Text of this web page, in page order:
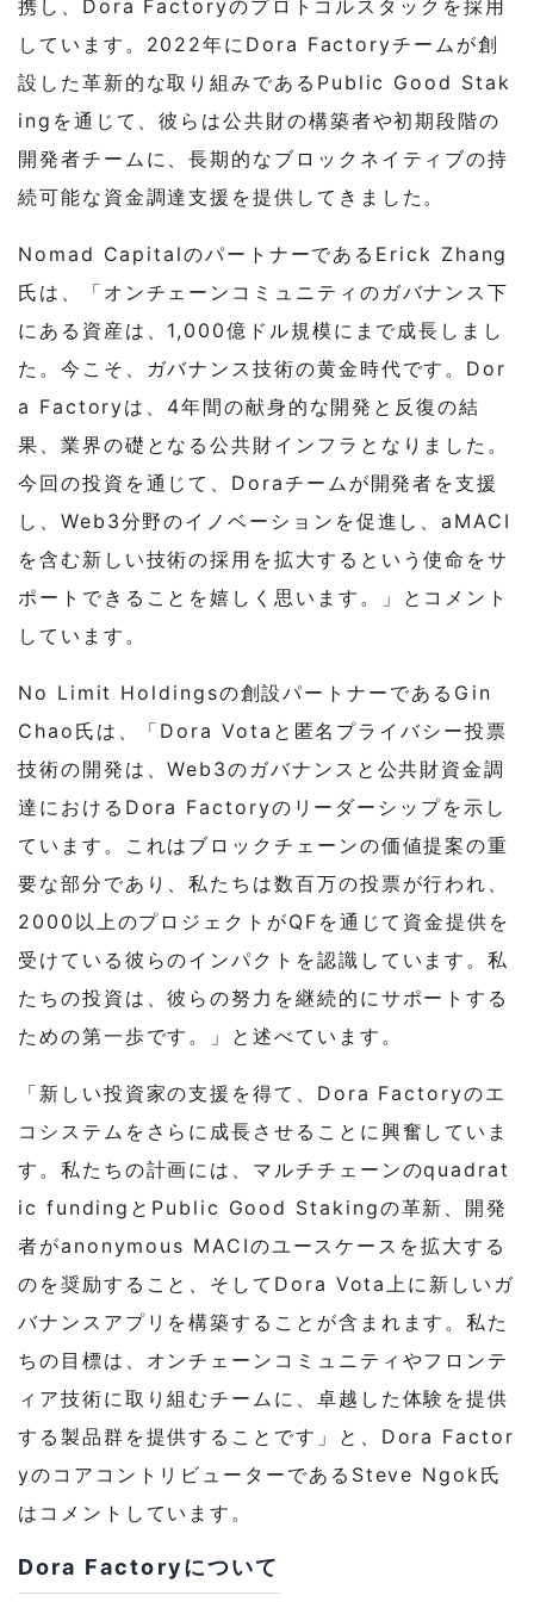
携し、Dora Factoryのプロトコルスタックを採用
しています。2022年にDora Factoryチームが創
設した革新的な取り組みであるPublic Good Stak
ingを通じて、彼らは公共財の構築者や初期段階の
開発者チームに、長期的なブロックネイティブの持
続可能な資金調達支援を提供してきました。
Nomad CapitalのパートナーであるErick Zhang
氏は、「オンチェーンコミュニティのガバナンス下
にある資産は、1,000億ドル規模にまで成長しまし
た。今こそ、ガバナンス技術の黄金時代です。Dor
a Factoryは、4年間の献身的な開発と反復の結
果、業界の礎となる公共財インフラとなりました。
今回の投資を通じて、Doraチームが開発者を支援
し、Web3分野のイノベーションを促進し、aMACI
を含む新しい技術の採用を拡大するという使命をサ
ポートできることを嬉しく思います。」とコメント
しています。
No Limit Holdingsの創設パートナーであるGin
Chao氏は、「Dora Votaと匿名プライバシー投票
技術の開発は、Web3のガバナンスと公共財資金調
達におけるDora Factoryのリーダーシップを示し
ています。これはブロックチェーンの価値提案の重
要な部分であり、私たちは数百万の投票が行われ、
2000以上のプロジェクトがQFを通じて資金提供を
受けている彼らのインパクトを認識しています。私
たちの投資は、彼らの努力を継続的にサポートする
ための第一歩です。」と述べています。
「新しい投資家の支援を得て、Dora Factoryのエ
コシステムをさらに成長させることに興奮していま
す。私たちの計画には、マルチチェーンのquadrat
ic fundingとPublic Good Stakingの革新、開発
者がanonymous MACIのユースケースを拡大する
のを奨励すること、そしてDora Vota上に新しいガ
バナンスアプリを構築することが含まれます。私た
ちの目標は、オンチェーンコミュニティやフロンテ
ィア技術に取り組むチームに、卓越した体験を提供
する製品群を提供することです」と、Dora Factor
yのコアコントリビューターであるSteve Ngok氏
はコメントしています。
Dora Factoryについて